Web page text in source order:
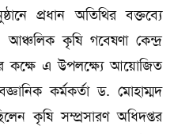
প্রধান অতিথির বক্তব্যে
কৃষি গবেষণা কেন্দ্র
কক্ষে এ উপলক্ষ্যে আয়োজিত
কর্মকর্তা ড. মোহাম্মদ
কৃষি সম্প্রসারণ অধিদপ্তর